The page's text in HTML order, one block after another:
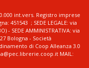
int.vers. Registro imprese
451543 ; SEDE LEGALE: via
- SEDE AMMINISTRATIVA: via
Bologna - Società
di Coop Alleanza 3.0
MAIL: